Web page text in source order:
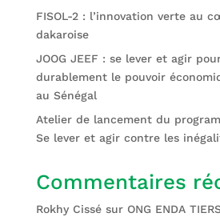
FISOL-2 : l’innovation verte au
dakaroise
JOOG JEEF : se lever et agir
durablement le pouvoir
au Sénégal
Atelier de lancement du
Se lever et agir contre les
Commentaires
Rokhy Cissésur ONG ENDA